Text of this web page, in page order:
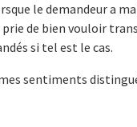
le demandeur a
prie de bien vouloir
si tel est le cas.
sentiments